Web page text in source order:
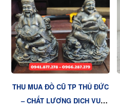
THU MUA ĐỒ CŨ TP THỦ ĐỨC
– CHẤT LƯỢNG DỊCH VỤ